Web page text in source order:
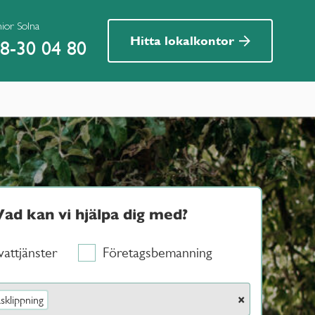
Solna
30 04 80 Hitta lokalkontor
kan vi hjälpa dig med?
Företagsbemanning
×